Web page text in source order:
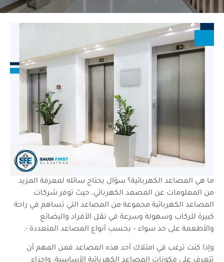
ما هي المصاعد الكهربائية؟ سؤال يحتاج سائله لمعرفة المزيد
من المعلومات عن المصعد الكهربائي، حيث توفر شركات
المصاعد الكهربائية مجموعة من المصاعد التي تساهم في راحة
كبيرة للركاب وسهولة وسرعة في نقل الأفراد والبضائع
والأطعمة على حد سواء – بحسب أنواع المصاعد المتعددة -.
وإذا كنت ترغب في امتلاك أحد هذه المصاعد فمن المهم أن